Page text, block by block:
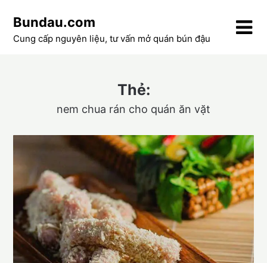
content
Bundau.com
Cung cấp nguyên liệu, tư vấn mở quán bún đậu
Thẻ:
nem chua rán cho quán ăn vặt